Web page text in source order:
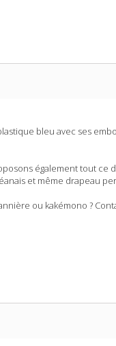
bleu avec ses
également tout ce
et même drapeau
ou kakémono ?